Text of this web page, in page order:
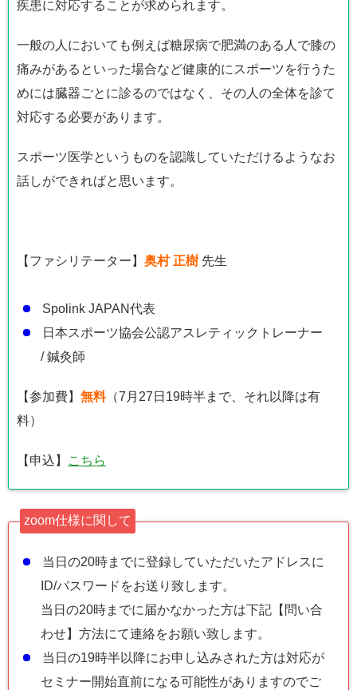
疾患に対応することが求められます。
一般の人においても例えば糖尿病で肥満のある人で膝の
痛みがあるといった場合など健康的にスポーツを行うた
めには臓器ごとに診るのではなく、その人の全体を診て
対応する必要があります。
スポーツ医学というものを認識していただけるようなお
話しができればと思います。
【ファシリテーター】 奥村 正樹 先生
Spolink JAPAN代表
日本スポーツ協会公認アスレティックトレーナー
/ 鍼灸師
【参加費】 無料（7月27日19時半まで、それ以降は有
料）
【申込】 こちら
zoom仕様に関して
当日の20時までに登録していただいたアドレスに
ID/パスワードをお送り致します。
当日の20時までに届かなかった方は下記【問い合
わせ】方法にて連絡をお願い致します。
当日の19時半以降にお申し込みされた方は対応が
セミナー開始直前になる可能性がありますのでご